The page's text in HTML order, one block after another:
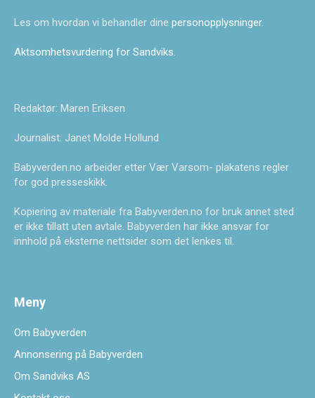
Les om hvordan vi behandler dine personopplysninger.
Aktsomhetsvurdering for Sandviks
Redaktør: Maren Eriksen
Journalist: Janet Molde Hollund
Babyverden.no arbeider etter Vær Varsom- plakatens regler
for god presseskikk.
Kopiering av materiale fra Babyverden.no for bruk annet sted
er ikke tillatt uten avtale. Babyverden har ikke ansvar for
innhold på eksterne nettsider som det lenkes til.
Meny
Om Babyverden
Annonsering på Babyverden
Om Sandviks AS